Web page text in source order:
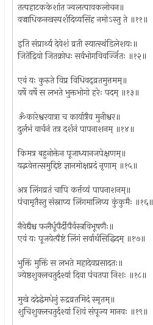
तत्पहाटककेशांत ज्वलत्पावकलोचन॥
वज्राधिकनखस्पर्शदिव्यसिंह नमोऽस्तु ते ॥११॥
इति संप्रार्थ्य देवेशं व्रती स्यात्स्थंडिलेशयः॥
जितेंद्रियो जितक्रोधः सर्वभोगविवर्ज्जितः ॥१२॥
एवं यः कुरुते विप्र विधिवद्व्रतमुत्तमम्॥
वर्षे वर्षे स लभते भुक्तभोगो हरेः पदम् ॥१३॥
ॐकारेश्वरयात्रा च कार्यात्रैव मुनीश्वर॥
दुर्लभं वार्चनं तत्र दर्शनं पापनाशनम् ॥१४॥
किमत्र बहुनोक्तेन पूजाध्यानजपेक्षणम्॥
यद्भवेत्तत्समुद्दिष्टं ज्ञानमोक्षप्रदं नृणाम् ॥१५॥
अत्र लिंगव्रतं चापि कर्त्तव्यं पापनाशनम्॥
पंचामृतैस्तु संस्नाप्य लिंगमालिप्य कुंकुमैः ॥१६॥
नैवेद्यैश्च फलैर्धूपैर्दीपैर्वस्त्रविभूषणैः॥
एवं यः पूजयेत्पैष्टं लिंगं सर्वार्थसिद्धिदम् ॥१७॥
भुक्तिं मुक्तिं स लभते महादेवप्रसादतः॥
ज्येष्ठशुक्लचतुर्दश्यां दिवा पंचतपा निशः ॥१८॥
मुखे ददेद्धेमधेनुं रुद्रव्रतमिदं स्मृतम्॥
शुचिशुक्लचतुर्दश्यां शिवं संपूज्य मानवः ॥१९॥